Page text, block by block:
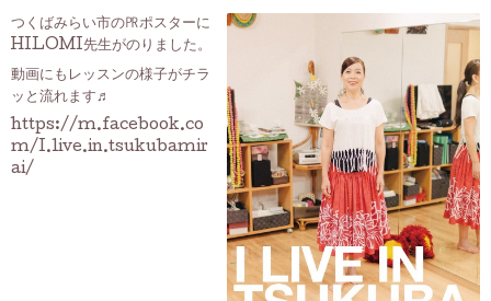
つくばみらい市の㏚ポスターに
HILOMI先生がのりました。
動画にもレッスンの様子がチラ
ッと流れます♬
https://m.facebook.co
m/I.live.in.tsukubamir
ai/